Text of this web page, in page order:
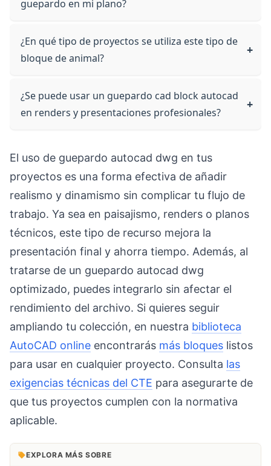
guepardo en mi plano?
¿En qué tipo de proyectos se utiliza este tipo de
bloque de animal?
¿Se puede usar un guepardo cad block autocad
en renders y presentaciones profesionales?
El uso de guepardo autocad dwg en tus
proyectos es una forma efectiva de añadir
realismo y dinamismo sin complicar tu flujo de
trabajo. Ya sea en paisajismo, renders o planos
técnicos, este tipo de recurso mejora la
presentación final y ahorra tiempo. Además, al
tratarse de un guepardo autocad dwg
optimizado, puedes integrarlo sin afectar el
rendimiento del archivo. Si quieres seguir
ampliando tu colección, en nuestra biblioteca
AutoCAD online encontrarás más bloques listos
para usar en cualquier proyecto. Consulta las
exigencias técnicas del CTE para asegurarte de
que tus proyectos cumplen con la normativa
aplicable.
EXPLORA MÁS SOBRE